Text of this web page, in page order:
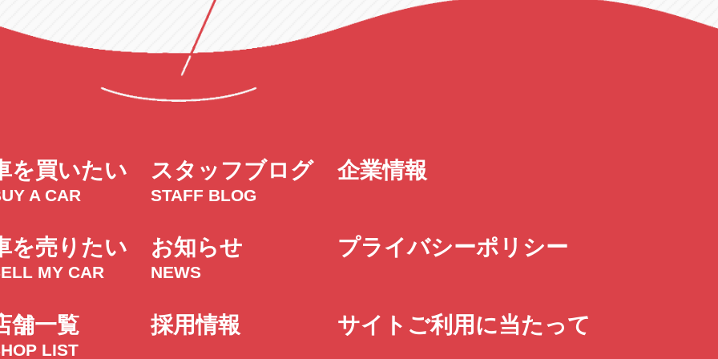
を買いたい
A CAR
を売りたい
MY CAR
舗一覧
LIST
スタッフブログ
STAFF BLOG
お知らせ
NEWS
採用情報
企業情報
プライバシーポリシー
サイトご利用に当たって